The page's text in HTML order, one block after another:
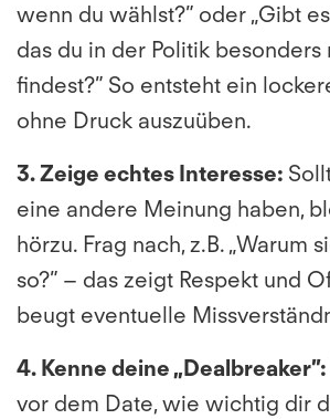
wenn du wählst?” oder „Gibt
das du in der Politik besonders
findest?” So entsteht ein
ohne Druck auszuüben.
3. Zeige echtes Interesse:
eine andere Meinung haben,
hörzu. Frag nach, z.B. „Warum
so?” – das zeigt Respekt und
beugt eventuelle
4. Kenne deine „Dealbreaker”:
vor dem Date, wie wichtig dir